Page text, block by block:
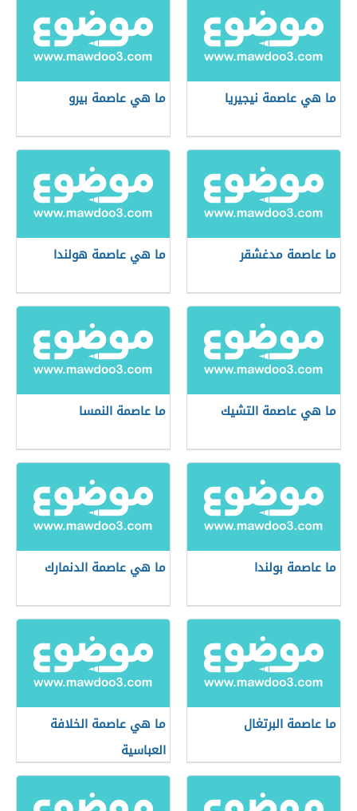
ما هي عاصمة نيجيريا ما هي عاصمة بيرو
ما عاصمة مدغشقر ما هي عاصمة هولندا
ما هي عاصمة التشيك ما عاصمة النمسا
ما عاصمة بولندا ما هي عاصمة الدنمارك
ما عاصمة البرتغال
ما هي عاصمة الخلافة
العباسية